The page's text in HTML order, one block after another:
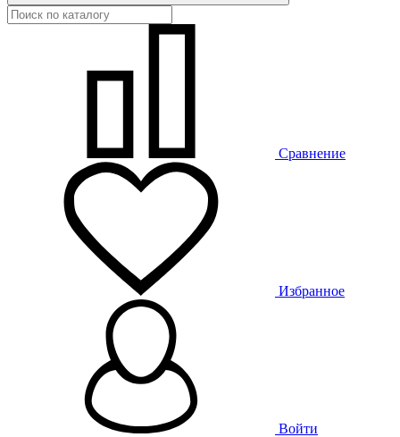
Сравнение
Избранное
Войти